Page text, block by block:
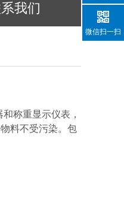
我们
称重显示仪表，
料不受污染。包
微信扫一扫